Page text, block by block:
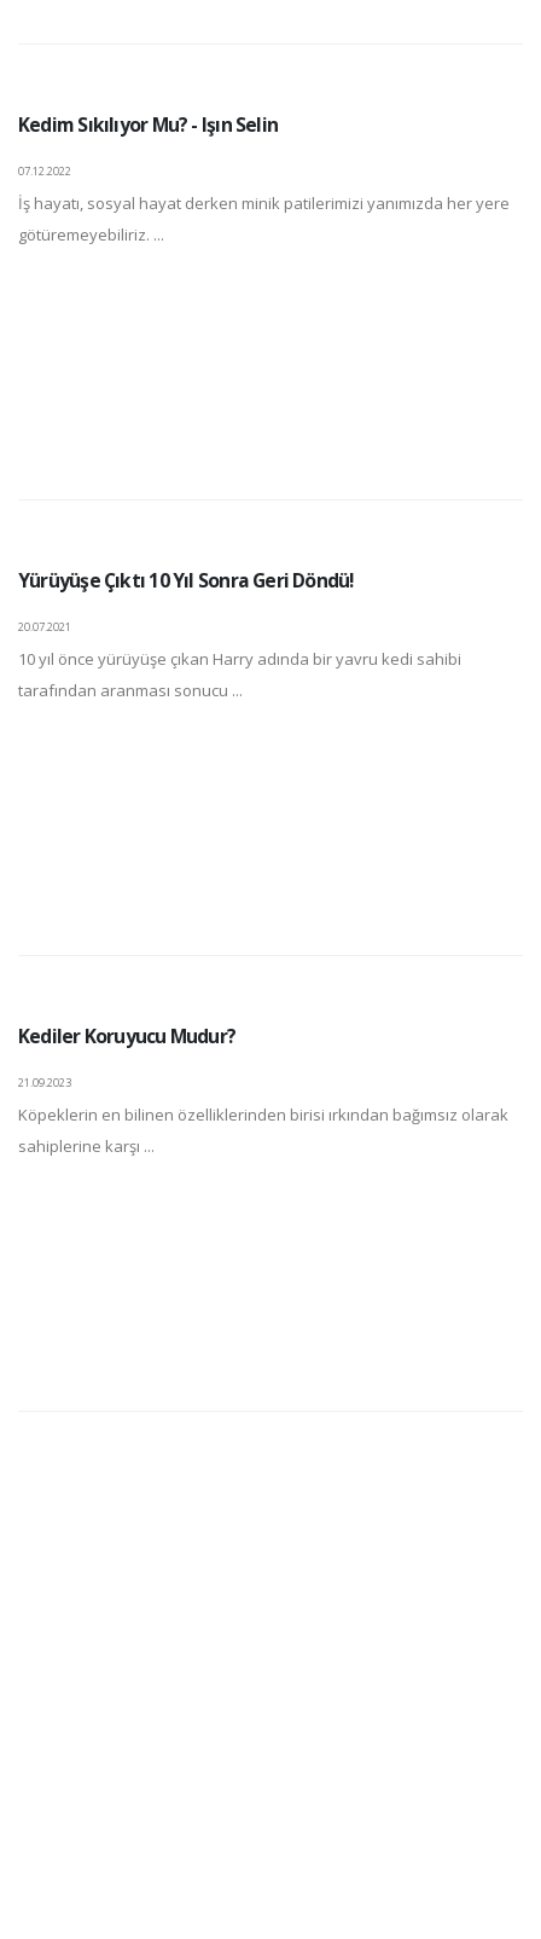
Kedim Sıkılıyor Mu? - Işın Selin
07.12.2022
İş hayatı, sosyal hayat derken minik patilerimizi yanımızda her yere
götüremeyebiliriz. ...
Yürüyüşe Çıktı 10 Yıl Sonra Geri Döndü!
20.07.2021
10 yıl önce yürüyüşe çıkan Harry adında bir yavru kedi sahibi
tarafından aranması sonucu ...
Kediler Koruyucu Mudur?
21.09.2023
Köpeklerin en bilinen özelliklerinden birisi ırkından bağımsız olarak
sahiplerine karşı ...